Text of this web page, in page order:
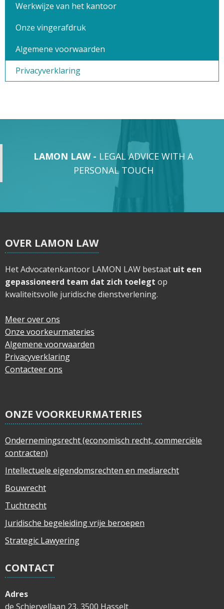
Werkwijze van het kantoor
Onze vingerafdruk
Algemene voorwaarden
Privacyverklaring
LAMON LAW - LEGAL ADVICE WITH A
PERSONAL TOUCH
OVER LAMON LAW
Het Advocatenkantoor LAMON LAW bestaat uit een
gepassioneerd team dat zich toelegt op
kwaliteitsvolle juridische dienstverlening.
Meer over ons
Onze voorkeurmateries
Algemene voorwaarden
Privacyverklaring
Contacteer ons
ONZE VOORKEURMATERIES
Ondernemingsrecht (economisch recht, commerciële
contracten)
Intellectuele eigendomsrechten en mediarecht
Bouwrecht
Tuchtrecht
Juridische begeleiding vrije beroepen
Strategic Lawyering
CONTACT
Adres
de Schiervellaan 23, 3500 Hasselt